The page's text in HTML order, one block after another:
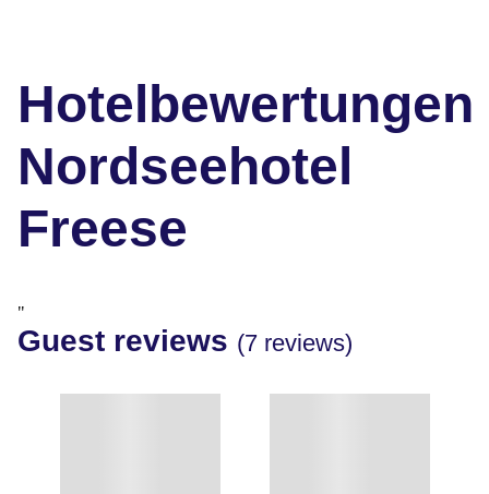
Hotelbewertungen
Nordseehotel
Freese
"
Guest reviews (7 reviews)